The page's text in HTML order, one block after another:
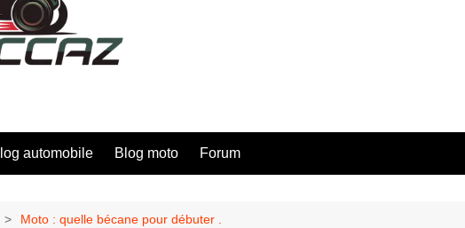
automobile Blog moto Forum
Moto : quelle bécane pour débuter .